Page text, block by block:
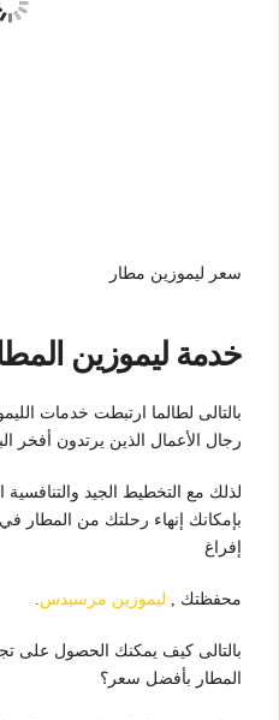
سعر ليموزين مطار
خدمة ليموزين
بالتالى لطالما ارتبطت خدمات
رجال الأعمال الذين يرتدون أفخر
لذلك مع التخطيط الجيد
بإمكانك إنهاء رحلتك من
إفراغ
محفظتك , ليموزين مرسيدس.
بالتالى كيف يمكنك الحصول على
المطار بأفضل سعر؟